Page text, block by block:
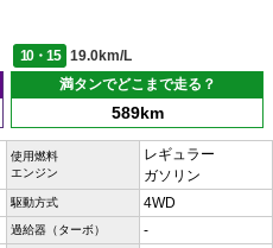
10・15
19.0km/L
満タンでどこまで走る？
589km
使用燃料
エンジン
レギュラー
ガソリン
駆動方式 4WD
過給器（ターボ） -